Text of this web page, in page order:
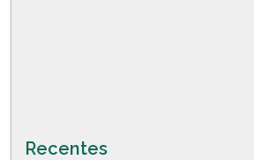
Recentes